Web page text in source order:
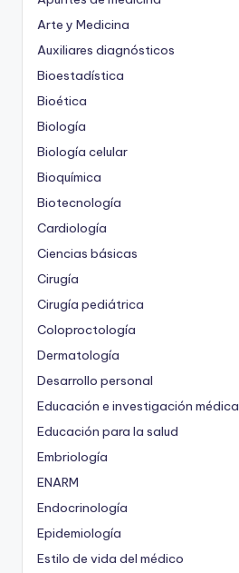
Arte y Medicina
Auxiliares diagnósticos
Bioestadística
Bioética
Biología
Biología celular
Bioquímica
Biotecnología
Cardiología
Ciencias básicas
Cirugía
Cirugía pediátrica
Coloproctología
Dermatología
Desarrollo personal
Educación e investigación médica
Educación para la salud
Embriología
ENARM
Endocrinología
Epidemiología
Estilo de vida del médico